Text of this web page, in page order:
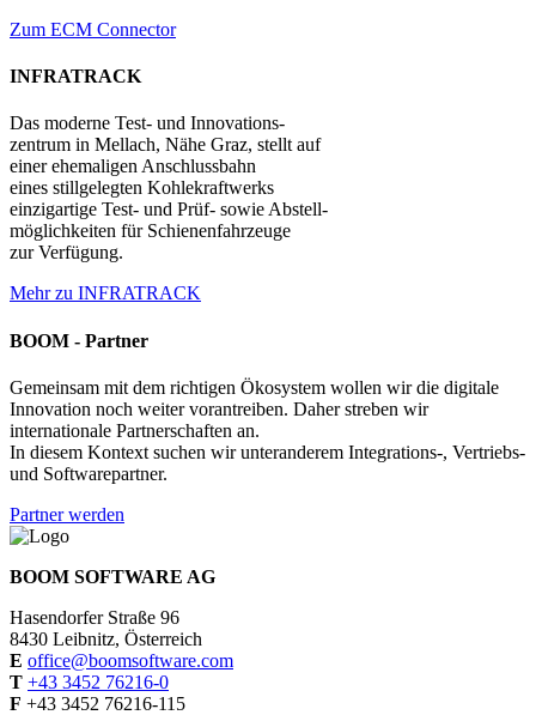
Zum ECM Connector
INFRATRACK
Das moderne Test- und Innovations-
zentrum in Mellach, Nähe Graz, stellt auf
einer ehemaligen Anschlussbahn
eines stillgelegten Kohlekraftwerks
einzigartige Test- und Prüf- sowie Abstell-
möglichkeiten für Schienenfahrzeuge
zur Verfügung.
Mehr zu INFRATRACK
BOOM - Partner
Gemeinsam mit dem richtigen Ökosystem wollen wir die digitale
Innovation noch weiter vorantreiben. Daher streben wir
internationale Partnerschaften an.
In diesem Kontext suchen wir unteranderem Integrations-, Vertriebs-
und Softwarepartner.
Partner werden
BOOM SOFTWARE AG
Hasendorfer Straße 96
8430 Leibnitz, Österreich
E office@boomsoftware.com
T +43 3452 76216-0
F +43 3452 76216-115